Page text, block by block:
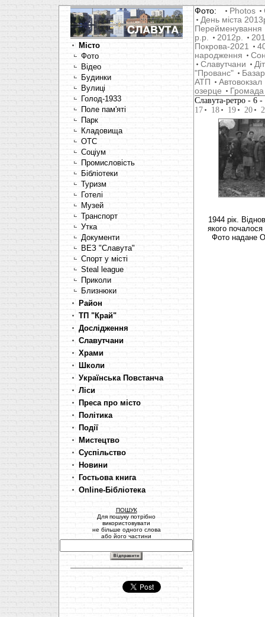
Місто
Фото
Відео
Будинки
Вулиці
Голод-1933
Поле пам'яті
Парк
Кладовища
OTC
Соціум
Промисловість
Бібліотеки
Туризм
Готелі
Музей
Транспорт
Утка
Документи
ВЕЗ "Славута"
Спорт у місті
Steal league
Приколи
Близнюки
Район
ТП "Край"
Дослідження
Славутчани
Храми
Школи
Українська Повстанча
Ліси
Преса про місто
Політика
Події
Мистецтво
Суспільство
Новини
Гостьова книга
Online-Бібліотека
ПОШУК
Для пошуку потрібно
використовувати
не більше одного слова
або його частини
Фото: Photos
День міста
Перейменування
р.р.
2012р.
Покрова-2021
народження
Славутчани
"Прованс"
Базар
АТП
Автовокзал
озерце
Громада
Славута-ретро -
17
18 19 20
1944 рік.
якого почалося
Фото надане